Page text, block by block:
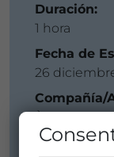
Duración:
1 hora
Fecha de
26
Compañía/
Àngels